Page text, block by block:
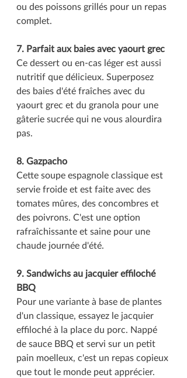
ou des poissons grillés pour un repas
complet.
7. Parfait aux baies avec yaourt grec
Ce dessert ou en-cas léger est aussi
nutritif que délicieux. Superposez
des baies d'été fraîches avec du
yaourt grec et du granola pour une
gâterie sucrée qui ne vous alourdira
pas.
8. Gazpacho
Cette soupe espagnole classique est
servie froide et est faite avec des
tomates mûres, des concombres et
des poivrons. C'est une option
rafraîchissante et saine pour une
chaude journée d'été.
9. Sandwichs au jacquier effiloché
BBQ
Pour une variante à base de plantes
d'un classique, essayez le jacquier
effiloché à la place du porc. Nappé
de sauce BBQ et servi sur un petit
pain moelleux, c'est un repas copieux
que tout le monde peut apprécier.